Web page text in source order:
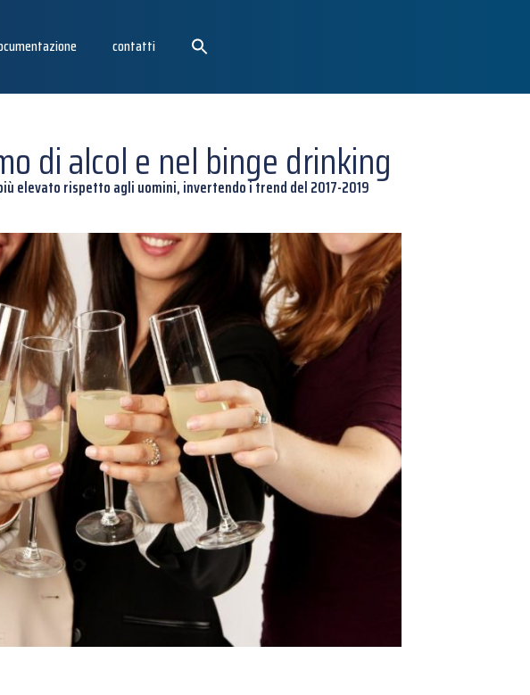
contatti
di alcol e nel binge drinking
elevato rispetto agli uomini, invertendo i trend del 2017-2019